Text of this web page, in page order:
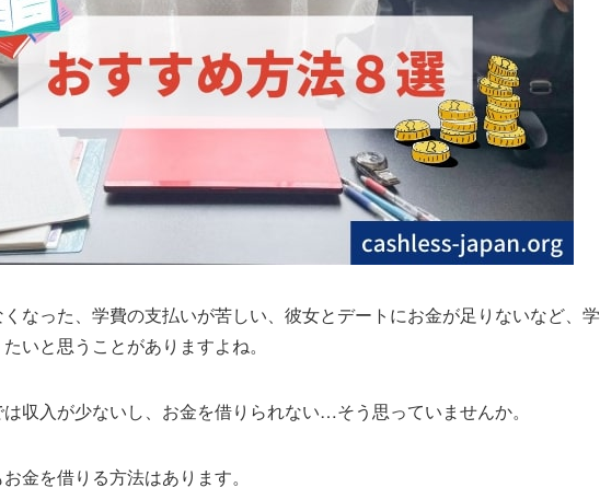
なった、学費の支払いが苦しい、彼女とデートにお金が足りないなど、学
いと思うことがありますよね。
収入が少ないし、お金を借りられない…そう思っていませんか。
金を借りる方法はあります。